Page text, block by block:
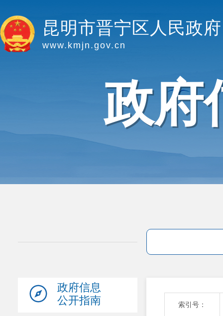
昆明市晋宁区人民政府
www.kmjn.gov.cn
政府
政府信息
公开指南
索引号：